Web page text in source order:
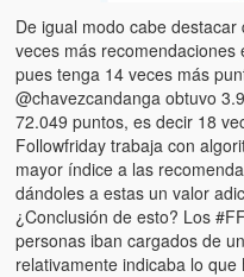
De igual modo cabe
veces más
pues tenga 14 veces más
@chavezcandanga obtuvo
72.049 puntos, es decir 18
Followfriday trabaja con
mayor índice a las
dándoles a estas un valor
¿Conclusión de esto? Los
personas iban cargados de
relativamente indicaba lo que